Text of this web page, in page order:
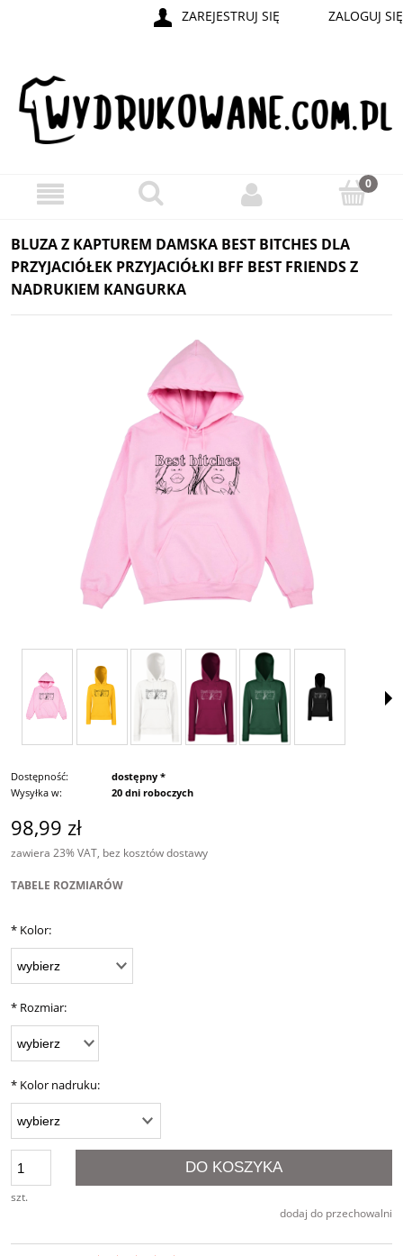
ZAREJESTRUJ SIĘ ZALOGUJ SIĘ
BLUZA Z KAPTUREM DAMSKA BEST BITCHES DLA
PRZYJACIÓŁEK PRZYJACIÓŁKI BFF BEST FRIENDS Z
NADRUKIEM KANGURKA
Dostępność:
dostępny *
Wysyłka w:
20 dni roboczych
98,99 zł
zawiera 23% VAT, bez kosztów dostawy
TABELE ROZMIARÓW
* Kolor:
* Rozmiar:
* Kolor nadruku:
szt.
DO KOSZYKA
dodaj do przechowalni